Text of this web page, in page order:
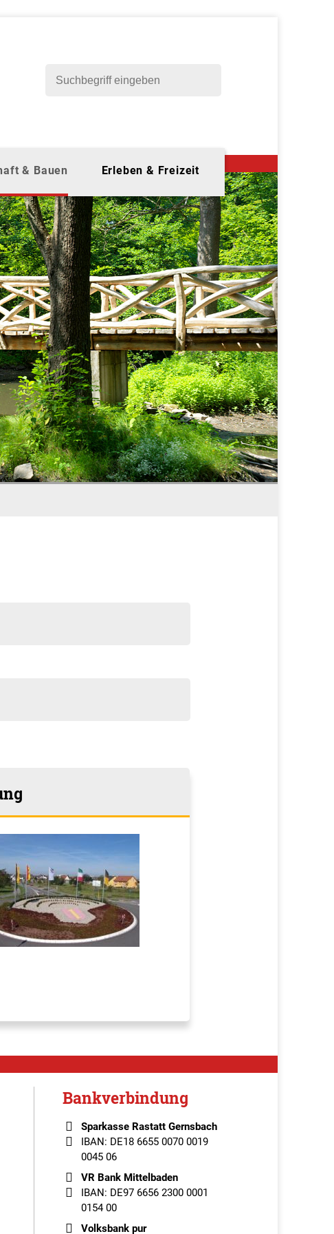
& Bauen Erleben & Freizeit
Bankverbindung
Sparkasse Rastatt Gernsbach
IBAN: DE18 6655 0070 0019
0045 06
VR Bank Mittelbaden
IBAN: DE97 6656 2300 0001
0154 00
Volksbank pur